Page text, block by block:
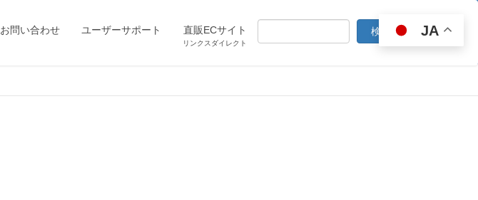
お問い合わせ ユーザーサポート 直販ECサイト
リンクスダイレクト
JA